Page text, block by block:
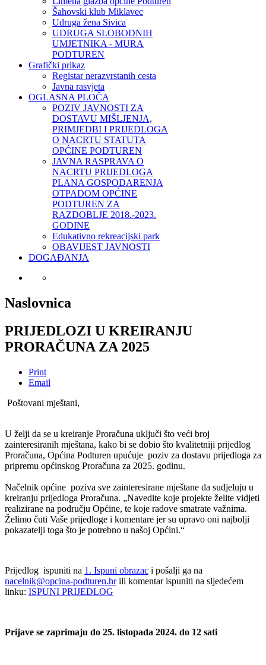
Šahovski klub Miklavec
Udruga žena Sivica
UDRUGA SLOBODNIH
UMJETNIKA - MURA
PODTUREN
Grafički prikaz
Registar nerazvrstanih cesta
Javna rasvjeta
OGLASNA PLOČA
POZIV JAVNOSTI ZA
DOSTAVU MIŠLJENJA,
PRIMJEDBI I PRIJEDLOGA
O NACRTU STATUTA
OPĆINE PODTUREN
JAVNA RASPRAVA O
NACRTU PRIJEDLOGA
PLANA GOSPODARENJA
OTPADOM OPĆINE
PODTUREN ZA
RAZDOBLJE 2018.-2023.
GODINE
Edukativno rekreacijski park
OBAVIJEST JAVNOSTI
DOGAĐANJA
Naslovnica
PRIJEDLOZI U KREIRANJU
PRORAČUNA ZA 2025
Print
Email
Poštovani mještani,
U želji da se u kreiranje Proračuna uključi što veći broj
zainteresiranih mještana, kako bi se dobio što kvalitetniji prijedlog
Proračuna, Općina Podturen upućuje poziv za dostavu prijedloga za
pripremu općinskog Proračuna za 2025. godinu.
Načelnik općine poziva sve zainteresirane mještane da sudjeluju u
kreiranju prijedloga Proračuna. „Navedite koje projekte želite vidjeti
realizirane na području Općine, te koje radove smatrate važnima.
Želimo čuti Vaše prijedloge i komentare jer su upravo oni najbolji
pokazatelji toga što je potrebno u našoj Općini.“
Prijedlog ispuniti na 1. Ispuni obrazac i pošalji ga na
nacelnik@opcina-podturen.hrili komentar ispuniti na sljedećem
linku: ISPUNI PRIJEDLOG
Prijave se zaprimaju do 25. listopada 2024. do 12 sati